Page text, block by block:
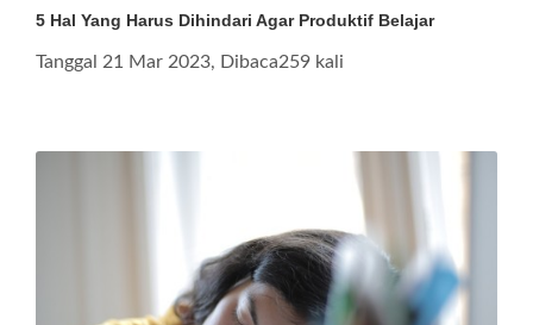
5 Hal Yang Harus Dihindari Agar Produktif Belajar
Tanggal 21 Mar 2023, Dibaca259 kali